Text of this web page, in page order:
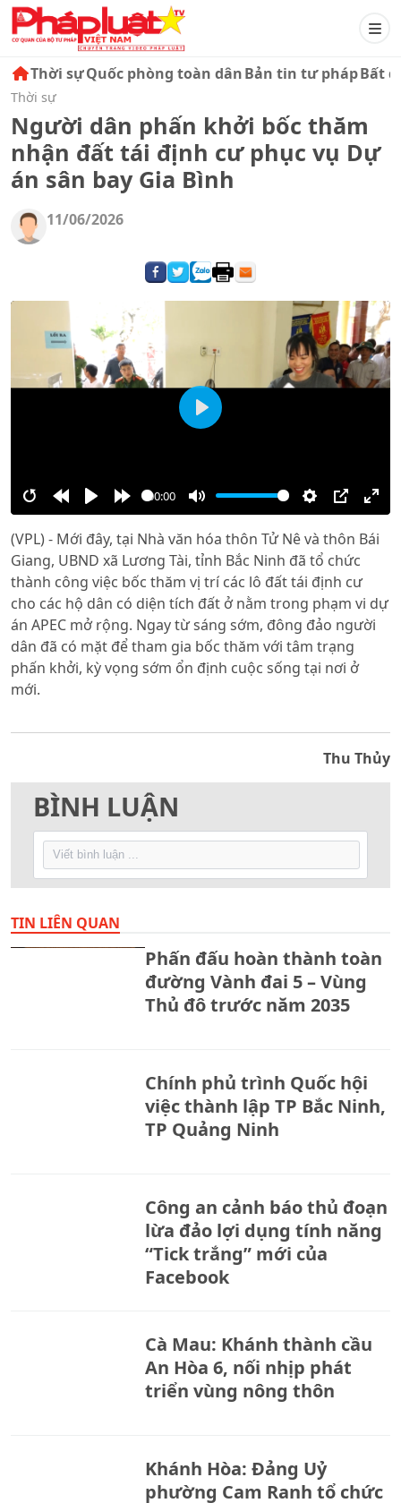
Thời sựQuốc phòng toàn dânBản tin tư phápBất
Thời sự
Người dân phấn khởi bốc thăm
nhận đất tái định cư phục vụ Dự
án sân bay Gia Bình
11/06/2026
RestartRewind
10s
PlayForward
10s
00:00
Mute Settings
PIP
Play
(VPL) - Mới đây, tại Nhà văn hóa thôn Tử Nê và thôn Bái
Giang, UBND xã Lương Tài, tỉnh Bắc Ninh đã tổ chức
thành công việc bốc thăm vị trí các lô đất tái định cư
cho các hộ dân có diện tích đất ở nằm trong phạm vi dự
án APEC mở rộng. Ngay từ sáng sớm, đông đảo người
dân đã có mặt để tham gia bốc thăm với tâm trạng
phấn khởi, kỳ vọng sớm ổn định cuộc sống tại nơi ở
mới.
Thu Thủy
BÌNH LUẬN
TIN LIÊN QUAN
Phấn đấu hoàn thành toàn
đường Vành đai 5 – Vùng
Thủ đô trước năm 2035
Chính phủ trình Quốc hội
việc thành lập TP Bắc Ninh,
TP Quảng Ninh
Công an cảnh báo thủ đoạn
lừa đảo lợi dụng tính năng
“Tick trắng” mới của
Facebook
Cà Mau: Khánh thành cầu
An Hòa 6, nối nhịp phát
triển vùng nông thôn
Khánh Hòa: Đảng Uỷ
phường Cam Ranh tổ chức